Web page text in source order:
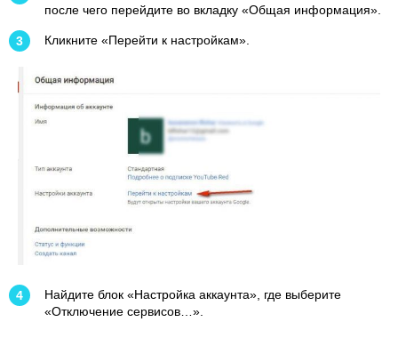
после чего перейдите во вкладку «Общая информация».
Кликните «Перейти к настройкам».
Найдите блок «Настройка аккаунта», где выберите
«Отключение сервисов…».